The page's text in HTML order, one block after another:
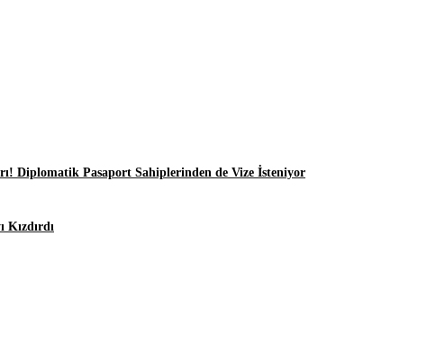
Diplomatik Pasaport Sahiplerinden de Vize İsteniyor